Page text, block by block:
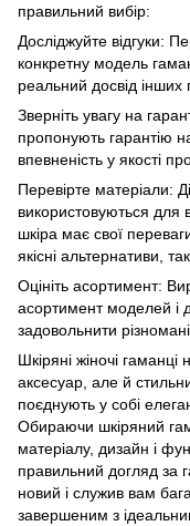
правильний вибір:
Досліджуйте відгуки:
конкретну модель
реальний досвід інших
Зверніть увагу на
пропонують гарантію
впевненість у якості
Перевірте матеріали:
використовуються для
шкіра має свої
якісні альтернативи,
Оцініть асортимент:
асортимент моделей і
задовольнити
Шкіряні жіночі
аксесуар, але й
поєднують у собі
Обираючи шкіряний
матеріалу, дизайн і
правильний догляд за
новий і служив вам
завершеним з